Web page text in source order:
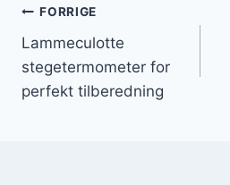
FORRIGE
Lammeculotte
stegetermometer for
perfekt tilberedning